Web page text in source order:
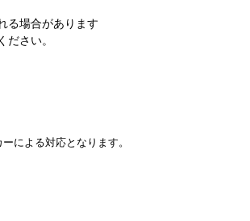
る場合があります
さい。
による対応となります。